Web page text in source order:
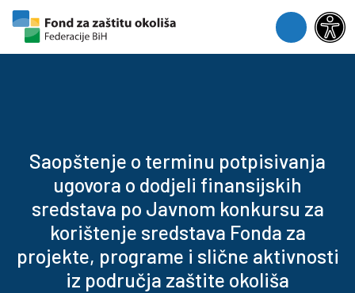
Skip to content
Skip to footer
Menu
Saopštenje o terminu potpisivanja
ugovora o dodjeli finansijskih
sredstava po Javnom konkursu za
korištenje sredstava Fonda za
projekte, programe i slične aktivnosti
iz područja zaštite okoliša